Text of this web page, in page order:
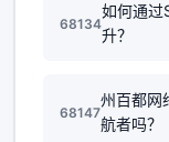
68134
如何通过
升？
68147
州百都网
航者吗？